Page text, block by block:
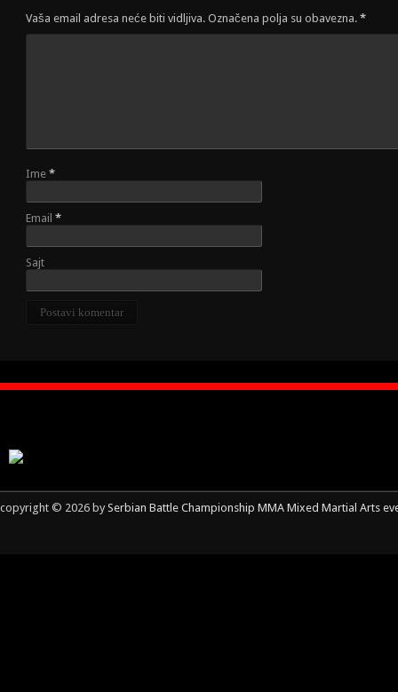
Vaša email adresa neće biti vidljiva. Označena polja su obavezna. *
Ime *
Email *
Sajt
copyright © 2026 by Serbian Battle Championship MMA Mixed Martial Arts